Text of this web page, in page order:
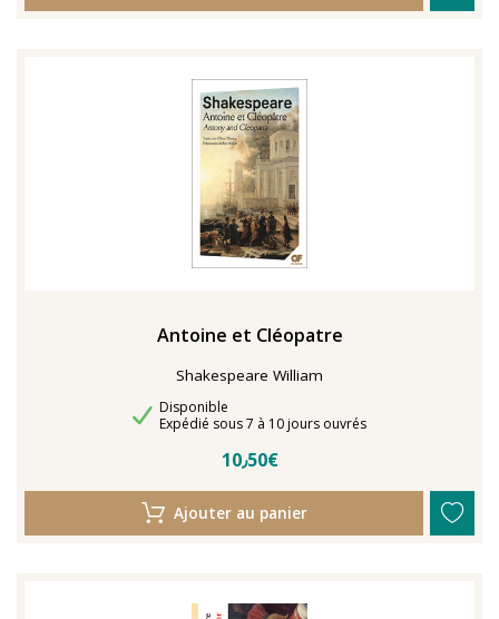
Antoine et Cléopatre
Shakespeare William
Disponibilité
Disponible
Délais de livraison
Expédié sous 7 à 10 jours ouvrés
10٫50€
Ajouter au panier